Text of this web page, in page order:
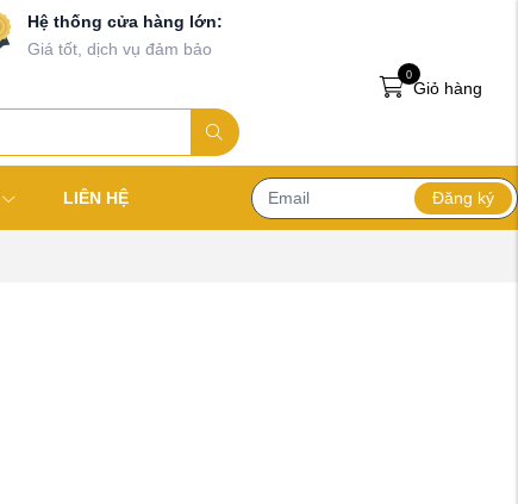
Hệ thống cửa hàng lớn:
Giá tốt, dịch vụ đảm bảo
Giỏ hàng
0
LIÊN HỆ Đăng ký